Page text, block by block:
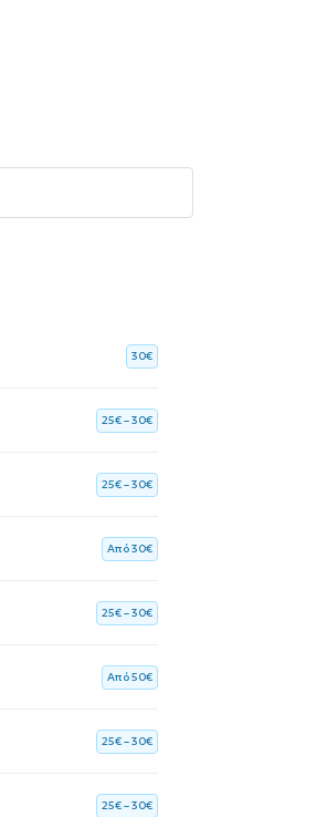
30€
25€ – 30€
25€ – 30€
Aπό 30€
25€ – 30€
Aπό 50€
25€ – 30€
25€ – 30€